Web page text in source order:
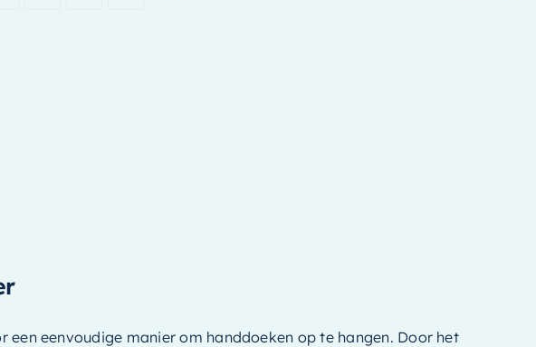
eenvoudige manier om handdoeken op te hangen. Door het